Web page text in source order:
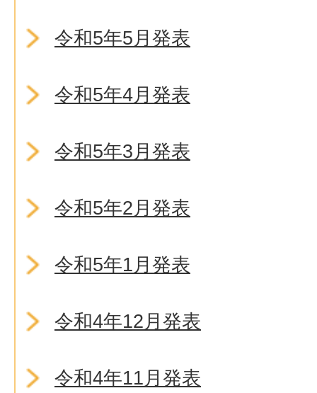
令和5年5月発表
令和5年4月発表
令和5年3月発表
令和5年2月発表
令和5年1月発表
令和4年12月発表
令和4年11月発表